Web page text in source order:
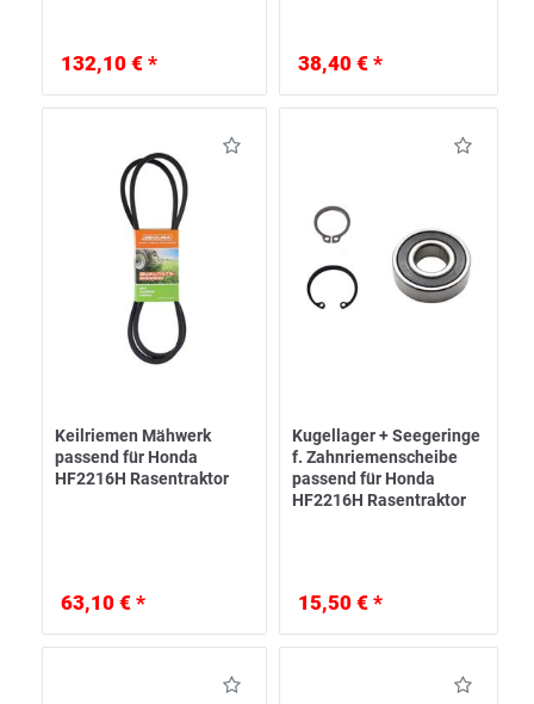
132,10 € * 38,40 € *
Keilriemen Mähwerk
passend für Honda
HF2216H Rasentraktor
63,10 € *
Kugellager + Seegeringe
f. Zahnriemenscheibe
passend für Honda
HF2216H Rasentraktor
15,50 € *